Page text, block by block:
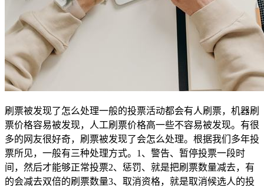
刷票被发现了怎么处理一般的投票活动都会有人刷票，机器刷
票价格容易被发现，人工刷票价格高一些不容易被发现。有很
多的网友很好奇，刷票被发现了会怎么处理。根据我们多年投
票所见，一般有三种处理方式。1、警告、暂停投票一段时
间，然后才能够正常投票2、惩罚、就是把刷票数量减去，有
的会减去双倍的刷票数量3、取消资格，就是取消候选人的投